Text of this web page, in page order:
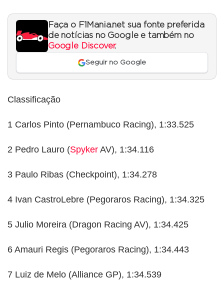
Faça o F1Mania.net sua fonte preferida
de notícias no Google e também no
Google Discover.
Seguir no Google
Classificação
1 Carlos Pinto (Pernambuco Racing), 1:33.525
2 Pedro Lauro (Spyker AV), 1:34.116
3 Paulo Ribas (Checkpoint), 1:34.278
4 Ivan CastroLebre (Pegoraros Racing), 1:34.325
5 Julio Moreira (Dragon Racing AV), 1:34.425
6 Amauri Regis (Pegoraros Racing), 1:34.443
7 Luiz de Melo (Alliance GP), 1:34.539